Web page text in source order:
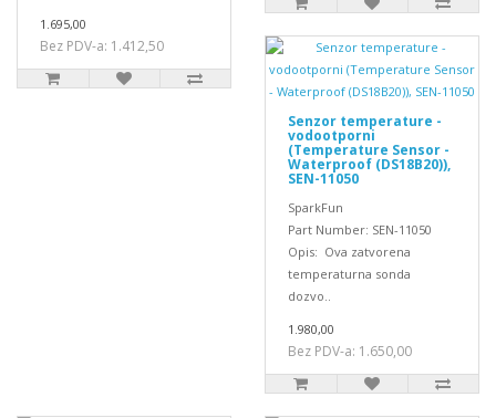
1.695,00
Bez PDV-a: 1.412,50
Senzor temperature -
vodootporni
(Temperature Sensor -
Waterproof (DS18B20)),
SEN-11050
SparkFun
Part Number: SEN-11050
Opis: Ova zatvorena
temperaturna sonda
dozvo..
1.980,00
Bez PDV-a: 1.650,00